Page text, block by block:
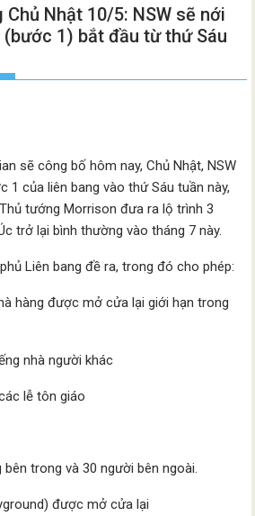
Nhật 10/5: NSW sẽ nới
1) bắt đầu từ thứ Sáu
sẽ công bố hôm nay, Chủ Nhật, NSW
1 của liên bang vào thứ Sáu tuần này,
tướng Morrison đưa ra lộ trình 3
trở lại bình thường vào tháng 7 này.
Liên bang đề ra, trong đó cho phép:
hàng được mở cửa lại giới hạn trong
nhà người khác
lễ tôn giáo
trong và 30 người bên ngoài.
được mở cửa lại